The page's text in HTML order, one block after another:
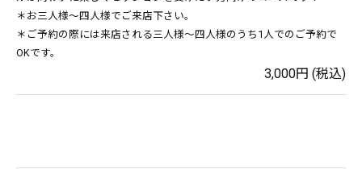
＊お三人様〜四人様でご来店下さい。
＊ご予約の際には来店される三人様〜四人様のうち1人でのご予約で
OKです。
3,000円 (税込)